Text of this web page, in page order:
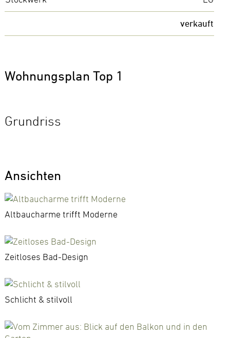
verkauft
Wohnungsplan Top 1
Grundriss
Ansichten
Altbaucharme trifft Moderne
Zeitloses Bad-Design
Schlicht & stilvoll